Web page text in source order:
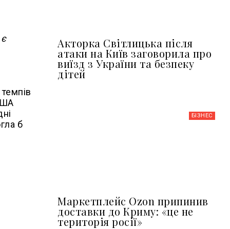
б
Акторка Світлицька після
атаки на Київ заговорила про
виїзд з України та безпеку
дітей
БІЗНЕС
Маркетплейс Ozon припинив
доставки до Криму: «це не
територія росії»